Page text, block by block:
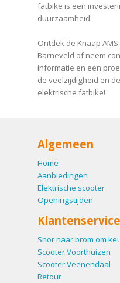
fatbike is een
duurzaamheid.
Ontdek de Knaap
Barneveld of neem
informatie en een
de veelzijdigheid en
elektrische fatbike!
Algemeen
Home
Aanbiedingen
Elektrische scooter
Openingstijden
Klantenservice
Snor naar brom om
Scooter Voorthuizen
Scooter Veenendaal
Retour